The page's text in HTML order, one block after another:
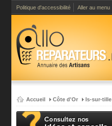
Politique d'accessibilité Aller au menu
Accueil Côte d'Or Is-sur-tille